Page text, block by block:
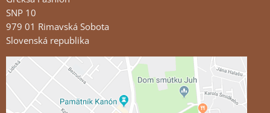
SNP 10
979 01 Rimavská Sobota
Slovenská republika
Externý obsah je blokovaný Voľbami súkromia